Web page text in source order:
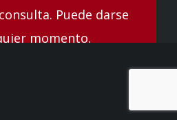
Puede darse
momento.